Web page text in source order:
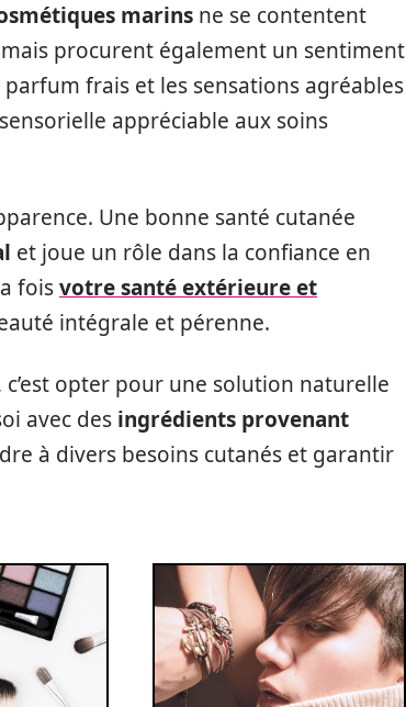
marins ne se contentent
procurent également un sentiment
frais et les sensations agréables
appréciable aux soins
Une bonne santé cutanée
et joue un rôle dans la confiance en
foisvotre santé extérieure et
intégrale et pérenne.
c’est opter pour une solution naturelle
avec des ingrédients provenant
à divers besoins cutanés et garantir